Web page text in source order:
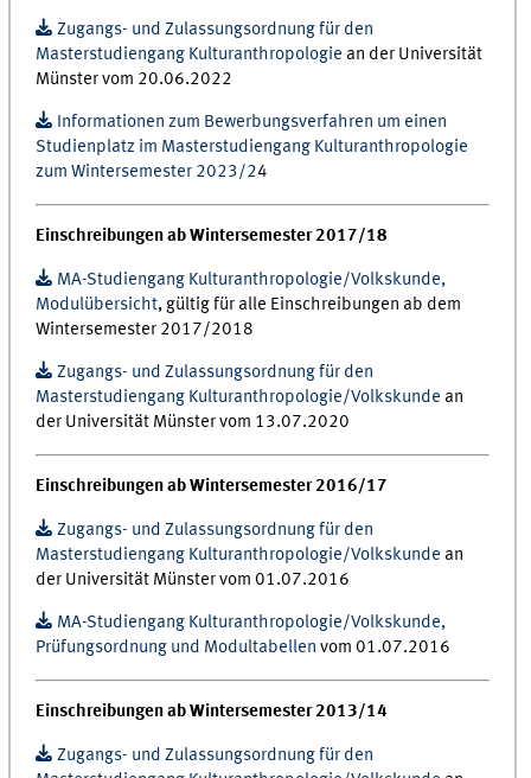
Zugangs- und Zulassungsordnung für den
Masterstudiengang Kulturanthropologie an der Universität
Münster vom 20.06.2022
Informationen zum Bewerbungsverfahren um einen
Studienplatz im Masterstudiengang Kulturanthropologie
zum Wintersemester 2023/24
Einschreibungen ab Wintersemester 2017/18
MA-Studiengang Kulturanthropologie/Volkskunde,
Modulübersicht, gültig für alle Einschreibungen ab dem
Wintersemester 2017/2018
Zugangs- und Zulassungsordnung für den
Masterstudiengang Kulturanthropologie/Volkskunde an
der Universität Münster vom 13.07.2020
Einschreibungen ab Wintersemester 2016/17
Zugangs- und Zulassungsordnung für den
Masterstudiengang Kulturanthropologie/Volkskunde an
der Universität Münster vom 01.07.2016
MA-Studiengang Kulturanthropologie/Volkskunde,
Prüfungsordnung und Modultabellen vom 01.07.2016
Einschreibungen ab Wintersemester 2013/14
Zugangs- und Zulassungsordnung für den